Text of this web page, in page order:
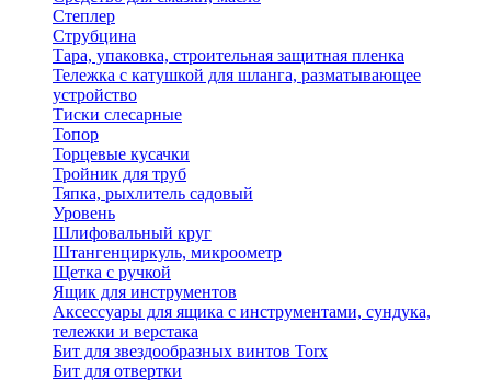
Степлер
Струбцина
Тара, упаковка, строительная защитная пленка
Тележка с катушкой для шланга, разматывающее
устройство
Тиски слесарные
Топор
Торцевые кусачки
Тройник для труб
Тяпка, рыхлитель садовый
Уровень
Шлифовальный круг
Штангенциркуль, микроометр
Щетка с ручкой
Ящик для инструментов
Аксессуары для ящика с инструментами, сундука,
тележки и верстака
Бит для звездообразных винтов Torx
Бит для отвертки